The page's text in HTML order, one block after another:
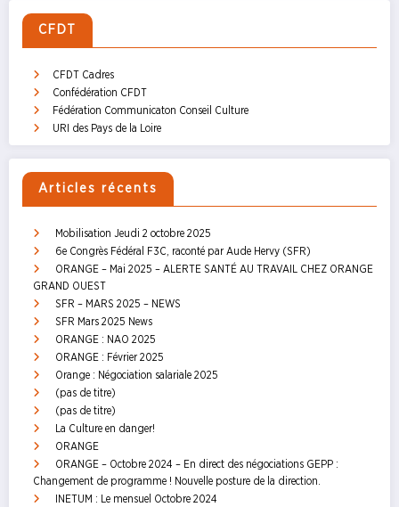
CFDT
CFDT Cadres
Confédération CFDT
Fédération Communicaton Conseil Culture
URI des Pays de la Loire
Articles récents
Mobilisation Jeudi 2 octobre 2025
6e Congrès Fédéral F3C, raconté par Aude Hervy (SFR)
ORANGE – Mai 2025 – ALERTE SANTÉ AU TRAVAIL CHEZ ORANGE
GRAND OUEST
SFR – MARS 2025 – NEWS
SFR Mars 2025 News
ORANGE : NAO 2025
ORANGE : Février 2025
Orange : Négociation salariale 2025
(pas de titre)
(pas de titre)
La Culture en danger!
ORANGE
ORANGE – Octobre 2024 – En direct des négociations GEPP :
Changement de programme ! Nouvelle posture de la direction.
INETUM : Le mensuel Octobre 2024